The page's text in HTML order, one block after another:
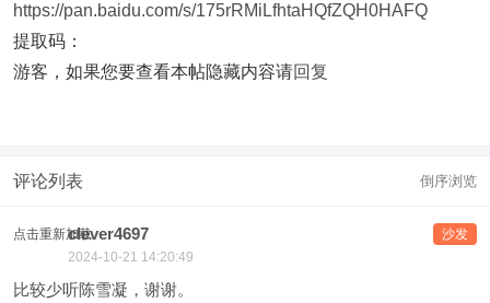
https://pan.baidu.com/s/175rRMiLfhtaHQfZQH0HAFQ
提取码：
游客，如果您要查看本帖隐藏内容请回复
评论列表 倒序浏览
点击重新加载 沙发
clever4697
2024-10-21 14:20:49
比较少听陈雪凝，谢谢。